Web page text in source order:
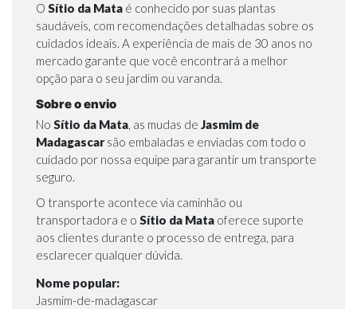
O Sítio da Mata é conhecido por suas plantas
saudáveis, com recomendações detalhadas sobre os
cuidados ideais. A experiência de mais de 30 anos no
mercado garante que você encontrará a melhor
opção para o seu jardim ou varanda.
Sobre o envio
No Sítio da Mata, as mudas de Jasmim de
Madagascarsão embaladas e enviadas com todo o
cuidado por nossa equipe para garantir um transporte
seguro.
O transporte acontece via caminhão ou
transportadora e o Sítio da Mata oferece suporte
aos clientes durante o processo de entrega, para
esclarecer qualquer dúvida.
Nome popular:
Jasmim-de-madagascar